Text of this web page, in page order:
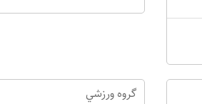
گروه ورزشي